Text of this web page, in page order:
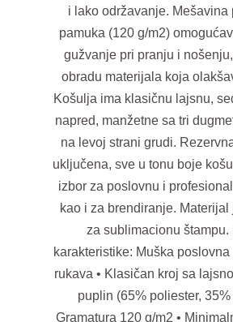
i lako održavanje. Mešavina
pamuka (120 g/m2)
gužvanje pri pranju i
obradu materijala koja
Košulja ima klasičnu lajsnu,
napred, manžetne sa tri
na levoj strani grudi.
uključena, sve u tonu boje
izbor za poslovnu i
kao i za brendiranje. Materijal
za sublimacionu štampu.
karakteristike: Muška
rukava • Klasičan kroj sa
puplin (65% poliester, 35%
Gramatura 120 g/m2 •